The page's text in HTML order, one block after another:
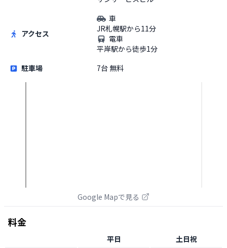
アクセス
車
JR札幌駅から11分
電車
平岸駅から徒歩1分
駐車場
7台 無料
Google Mapで見る
料金
平日
土日祝